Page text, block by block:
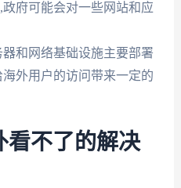
府可能会对一些网站和应
和网络基础设施主要部署
外用户的访问带来一定的
看不了的解决